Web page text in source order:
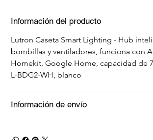
Información del producto
Lutron Caseta Smart Lighting - Hub
bombillas y ventiladores, funciona con
Homekit, Google Home, capacidad de
L-BDG2-WH, blanco
Información de envío